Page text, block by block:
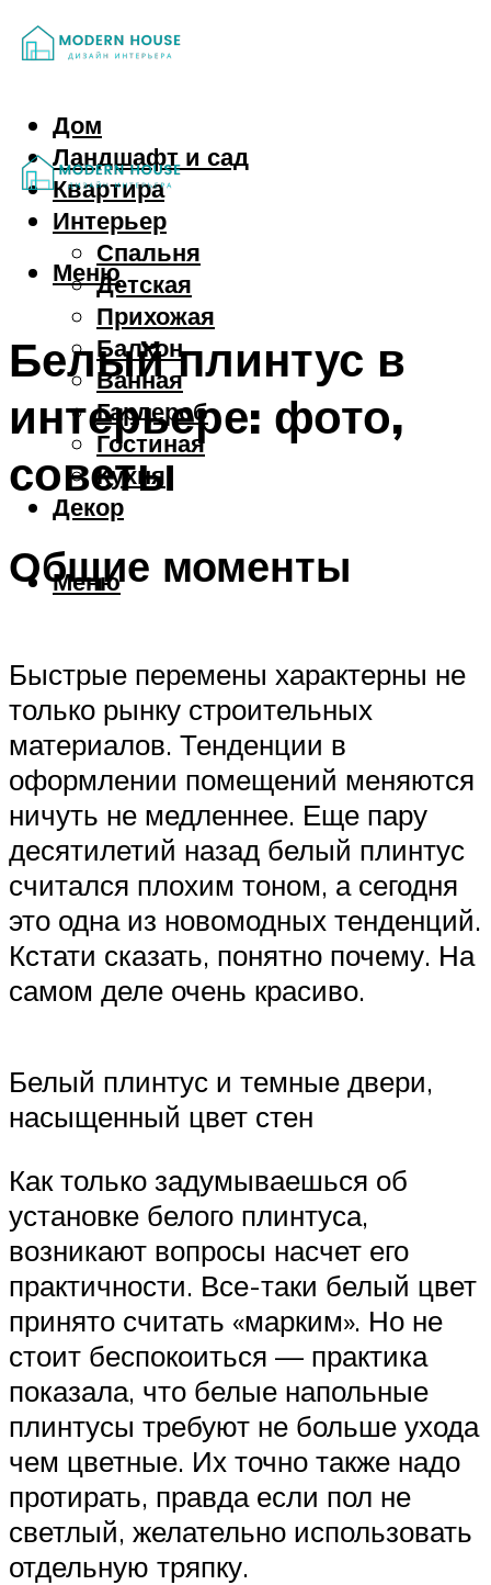
Дом
Ландшафт и сад
Квартира
Интерьер
Спальня
Детская
Прихожая
Балкон
Ванная
Гардероб
Гостиная
Кухня
Декор
Меню
Меню
Белый плинтус в
интерьере: фото,
советы
Общие моменты
Быстрые перемены характерны не
только рынку строительных
материалов. Тенденции в
оформлении помещений меняются
ничуть не медленнее. Еще пару
десятилетий назад белый плинтус
считался плохим тоном, а сегодня
это одна из новомодных тенденций.
Кстати сказать, понятно почему. На
самом деле очень красиво.
Белый плинтус и темные двери,
насыщенный цвет стен
Как только задумываешься об
установке белого плинтуса,
возникают вопросы насчет его
практичности. Все-таки белый цвет
принято считать «марким». Но не
стоит беспокоиться — практика
показала, что белые напольные
плинтусы требуют не больше ухода
чем цветные. Их точно также надо
протирать, правда если пол не
светлый, желательно использовать
отдельную тряпку.